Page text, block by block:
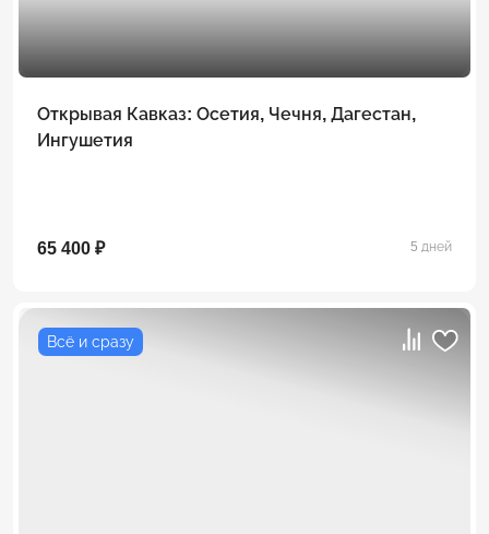
Открывая Кавказ: Осетия, Чечня, Дагестан,
Ингушетия
65 400 ₽ 5 дней
Всё и сразу